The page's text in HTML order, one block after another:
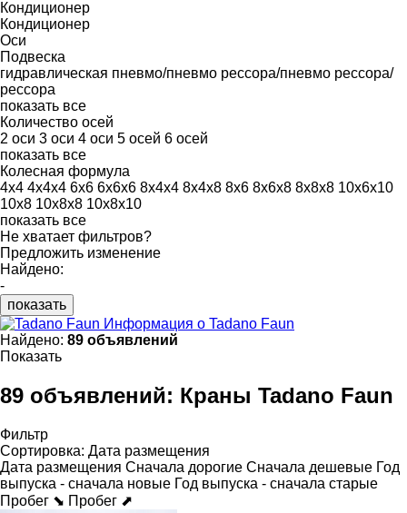
Кондиционер
Кондиционер
Оси
Подвеска
гидравлическая пневмо/пневмо рессора/пневмо рессора/
рессора
показать все
Количество осей
2 оси 3 оси 4 оси 5 осей 6 осей
показать все
Колесная формула
4x4 4x4x4 6x6 6x6x6 8x4x4 8x4x8 8x6 8x6x8 8x8x8 10x6x10
10x8 10x8x8 10x8x10
показать все
Не хватает фильтров?
Предложить изменение
Найдено:
-
показать
Информация о Tadano Faun
Найдено: 89 объявлений
Показать
89 объявлений: Краны Tadano Faun
Фильтр
Сортировка: Дата размещения
Дата размещения Сначала дорогие Сначала дешевые Год
выпуска - сначала новые Год выпуска - сначала старые
Пробег ⬊ Пробег ⬈